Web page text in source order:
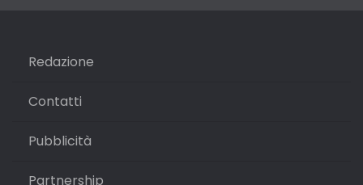
Redazione
Contatti
Pubblicità
Partnership